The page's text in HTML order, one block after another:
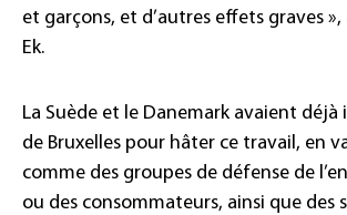
et garçons, et d’autres effets graves
Ek.
La Suède et le Danemark avaient déjà
de Bruxelles pour hâter ce travail, en
comme des groupes de défense de
ou des consommateurs, ainsi que des